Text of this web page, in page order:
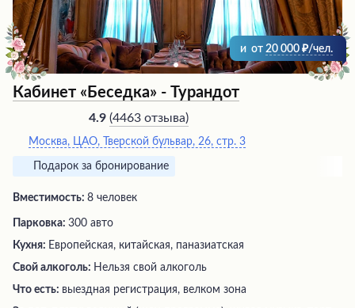
регистрация и наличие бесплатной охраняемой
парковки. В целом, комплекс предлагает широкий
спектр услуг для приятного времяпрепровождения.
и от 20 000 /чел.
Кабинет «Беседка» - Турандот
4.9 (4463 отзыва)
Москва, ЦАО, Тверской бульвар, 26, стр. 3
Подарок за бронирование
Вместимость: 8 человек
Парковка: 300 авто
Кухня: Европейская, китайская, паназиатская
Свой алкоголь: Нельзя свой алкоголь
Что есть: выездная регистрация, велком зона